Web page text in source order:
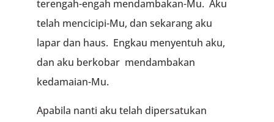
terengah-engah mendambakan-Mu. Aku
telah mencicipi-Mu, dan sekarang aku
lapar dan haus. Engkau menyentuh aku,
dan aku berkobar mendambakan
kedamaian-Mu.
Apabila nanti aku telah dipersatukan